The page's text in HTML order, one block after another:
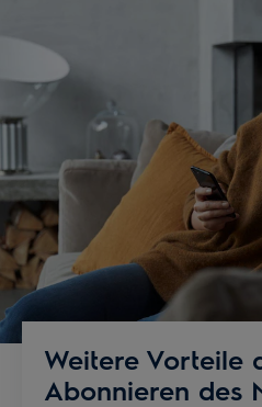
Weitere Vorteile
Abonnieren des